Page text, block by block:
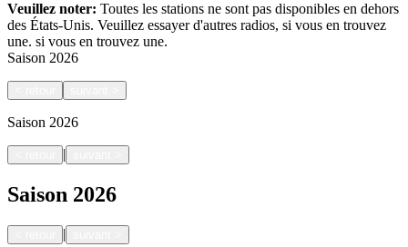
Veuillez noter: Toutes les stations ne sont pas disponibles en dehors
des États-Unis. Veuillez essayer d'autres radios, si vous en trouvez
une. si vous en trouvez une.
Saison 2026
Saison 2026
|
Saison 2026
|